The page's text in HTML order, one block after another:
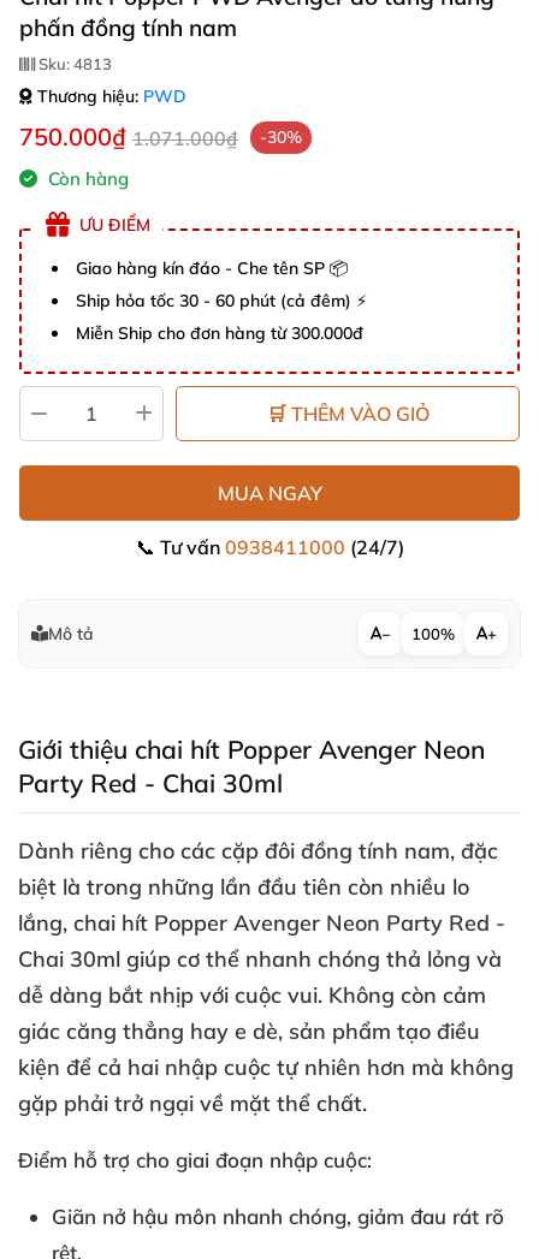
phấn đồng tính nam
Sku:4813
Thương hiệu: PWD
750.000₫ 1.071.000₫ -30%
Còn hàng
ƯU ĐIỂM
Giao hàng kín đáo - Che tên SP 📦
Ship hỏa tốc 30 - 60 phút (cả đêm) ⚡
Miễn Ship cho đơn hàng từ 300.000đ
🛒 THÊM VÀO GIỎ
MUA NGAY
📞 Tư vấn 0938411000 (24/7)
Mô tả − 100% +
Giới thiệu chai hít Popper Avenger Neon
Party Red - Chai 30ml
Dành riêng cho các cặp đôi đồng tính nam, đặc
biệt là trong những lần đầu tiên còn nhiều lo
lắng, chai hít Popper Avenger Neon Party Red -
Chai 30ml giúp cơ thể nhanh chóng thả lỏng và
dễ dàng bắt nhịp với cuộc vui. Không còn cảm
giác căng thẳng hay e dè, sản phẩm tạo điều
kiện để cả hai nhập cuộc tự nhiên hơn mà không
gặp phải trở ngại về mặt thể chất.
Điểm hỗ trợ cho giai đoạn nhập cuộc:
Giãn nở hậu môn nhanh chóng, giảm đau rát rõ
rệt.